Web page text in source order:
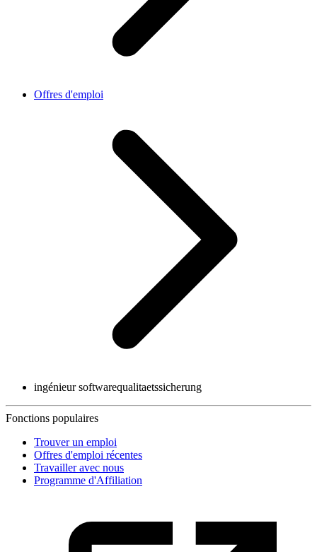
Offres d'emploi
ingénieur softwarequalitaetssicherung
Fonctions populaires
Trouver un emploi
Offres d'emploi récentes
Travailler avec nous
Programme d'Affiliation